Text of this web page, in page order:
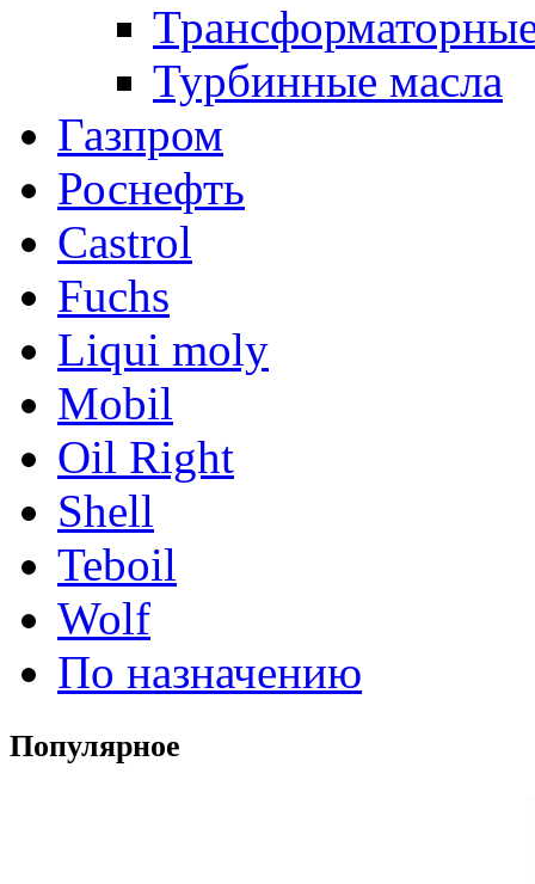
Турбинные масла
Газпром
Роснефть
Castrol
Fuchs
Liqui moly
Mobil
Oil Right
Shell
Teboil
Wolf
По назначению
Популярное